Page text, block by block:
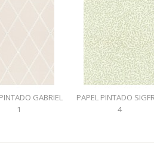
GABRIEL
1
PAPEL PINTADO
4